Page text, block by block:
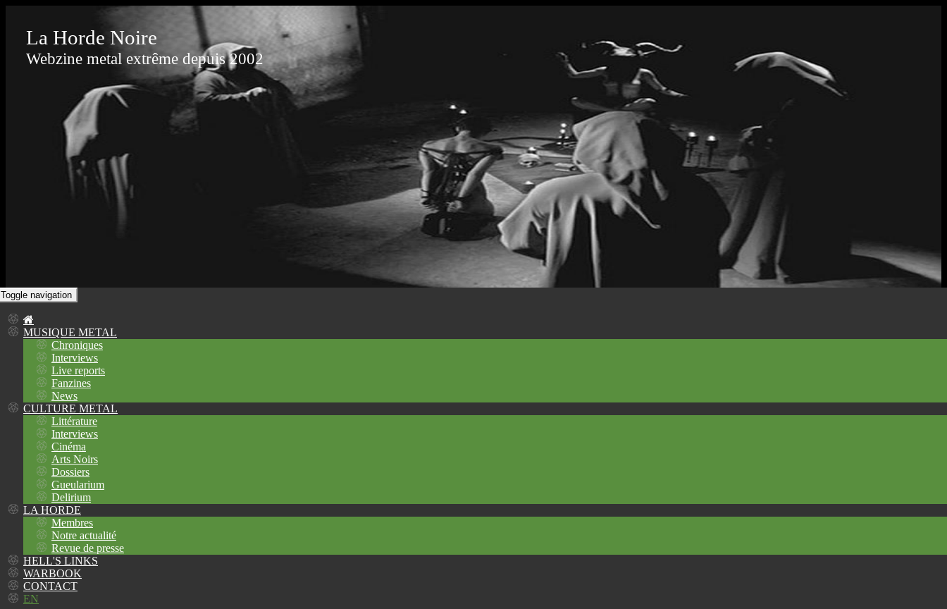
La Horde Noire
Webzine metal extrême depuis 2002
Toggle navigation
MUSIQUE METAL
Chroniques
Interviews
Live reports
Fanzines
News
CULTURE METAL
Littérature
Interviews
Cinéma
Arts Noirs
Dossiers
Gueularium
Delirium
LA HORDE
Membres
Notre actualité
Revue de presse
HELL'S LINKS
WARBOOK
CONTACT
EN